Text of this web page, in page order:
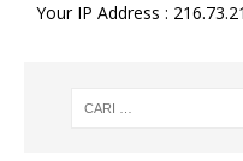
Your IP Address :